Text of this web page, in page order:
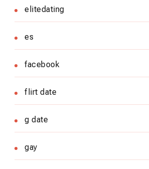
elitedating
es
facebook
flirt date
g date
gay